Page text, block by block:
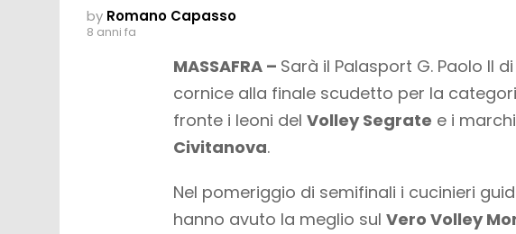
by Romano Capasso
8 anni fa
MASSAFRA – Sarà il Palasport G. Paolo II
cornice alla finale scudetto per la
fronte i leoni del Volley Segrate e i
Civitanova.
Nel pomeriggio di semifinali i cucinieri
hanno avuto la meglio sul Vero Volley